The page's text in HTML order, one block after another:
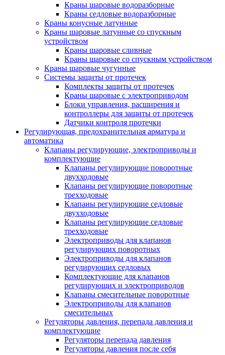
Краны шаровые водоразборные
Краны седловые водоразборные
Краны конусные латунные
Краны шаровые латунные со спускным
устройством
Краны шаровые сливные
Краны шаровые со спускным устройством
Краны шаровые чугунные
Системы защиты от протечек
Комплекты защиты от протечек
Краны шаровые с электроприводом
Блоки управления, расширения и
контроллеры для защиты от протечек
Датчики контроля протечки
Регулирующая, предохранительная арматура и
автоматика
Клапаны регулирующие, электроприводы и
комплектующие
Клапаны регулирующие поворотные
двухходовые
Клапаны регулирующие поворотные
трехходовые
Клапаны регулирующие седловые
двухходовые
Клапаны регулирующие седловые
трехходовые
Электроприводы для клапанов
регулирующих поворотных
Электроприводы для клапанов
регулирующих седловых
Комплектующие для клапанов
регулирующих и электроприводов
Клапаны смесительные поворотные
Электроприводы для клапанов
смесительных
Регуляторы давления, перепада давления и
комплектующие
Регуляторы перепада давления
Регуляторы давления после себя